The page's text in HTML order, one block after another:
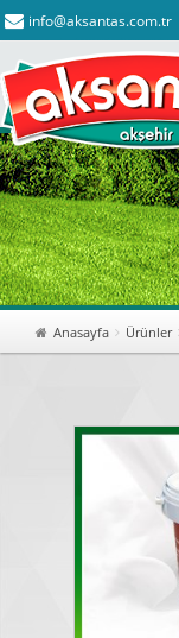
info@aksantas.com.tr
Anasayfa Ürünler